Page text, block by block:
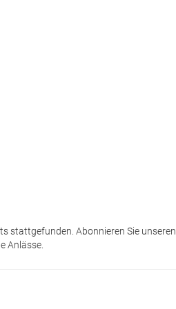
stattgefunden. Abonnieren Sie unseren
Anlässe.